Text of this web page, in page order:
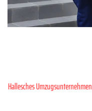
Hallesches Umzugsunternehmen